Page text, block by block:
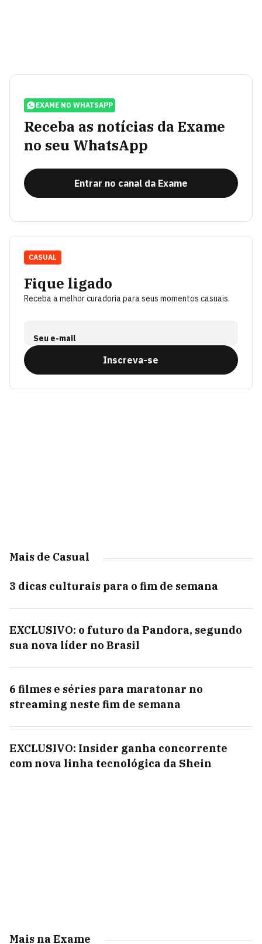
EXAME NO WHATSAPP
Receba as notícias da Exame
no seu WhatsApp
Entrar no canal da Exame
Fique ligado
Receba a melhor curadoria para seus momentos casuais.
Seu e-mail
Inscreva-se
CASUAL
Mais de Casual
3 dicas culturais para o fim de semana
EXCLUSIVO: o futuro da Pandora, segundo
sua nova líder no Brasil
6 filmes e séries para maratonar no
streaming neste fim de semana
EXCLUSIVO: Insider ganha concorrente
com nova linha tecnológica da Shein
Mais na Exame